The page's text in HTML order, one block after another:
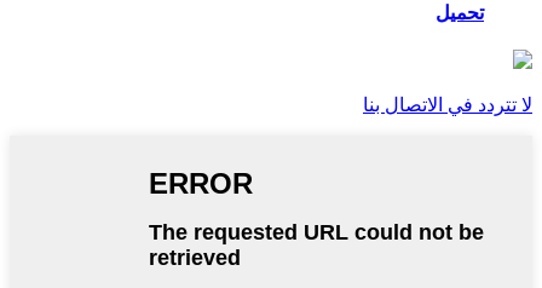
تحميل
لا تتردد في الاتصال بنا